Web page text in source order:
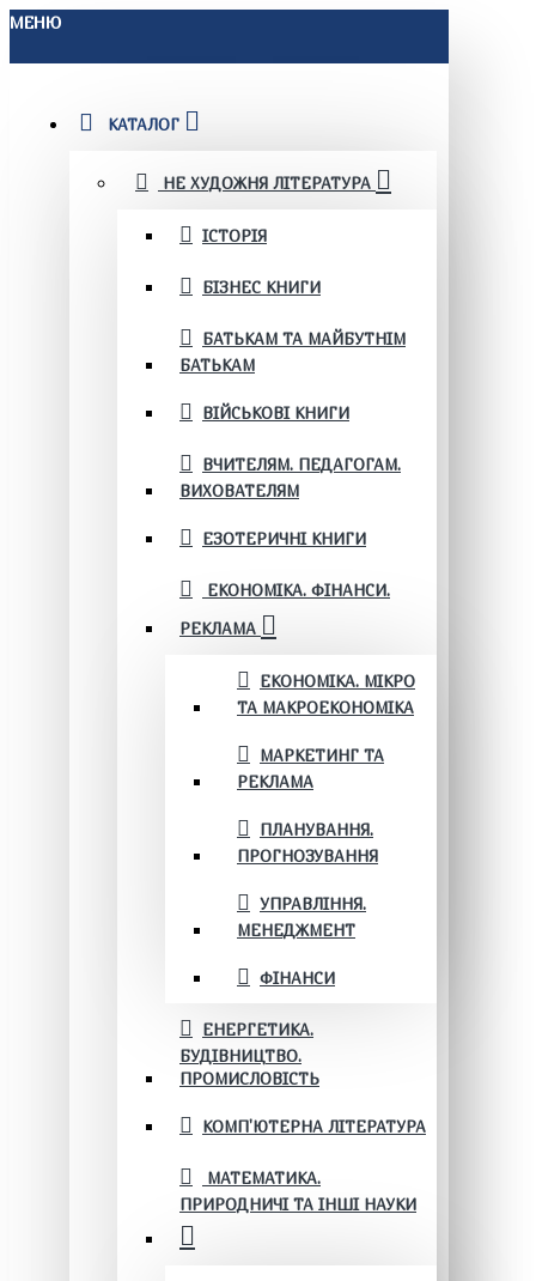
МЕНЮ
КАТАЛОГ
НЕ ХУДОЖНЯ ЛІТЕРАТУРА
ІСТОРІЯ
БІЗНЕС КНИГИ
БАТЬКАМ ТА МАЙБУТНІМ
БАТЬКАМ
ВІЙСЬКОВІ КНИГИ
ВЧИТЕЛЯМ. ПЕДАГОГАМ.
ВИХОВАТЕЛЯМ
ЕЗОТЕРИЧНІ КНИГИ
ЕКОНОМІКА. ФІНАНСИ.
РЕКЛАМА
ЕКОНОМІКА. МІКРО
ТА МАКРОЕКОНОМІКА
МАРКЕТИНГ ТА
РЕКЛАМА
ПЛАНУВАННЯ.
ПРОГНОЗУВАННЯ
УПРАВЛІННЯ.
МЕНЕДЖМЕНТ
ФІНАНСИ
ЕНЕРГЕТИКА.
БУДІВНИЦТВО.
ПРОМИСЛОВІСТЬ
КОМП'ЮТЕРНА ЛІТЕРАТУРА
МАТЕМАТИКА.
ПРИРОДНИЧІ ТА ІНШІ НАУКИ